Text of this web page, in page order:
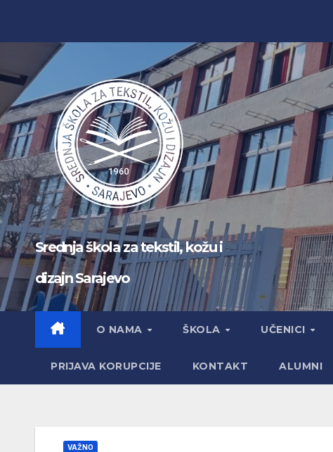
Srednja škola za tekstil, kožu i
dizajn Sarajevo
O NAMA ŠKOLA UČENICI
PRIJAVA KORUPCIJE KONTAKT ALUMNI
VAŽNO